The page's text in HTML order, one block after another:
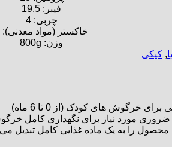
فیبر: 19.5
چربی: 4
خاکستر (مواد معدنی): 2
وزن: 800g
, کیکی
خرگوش های کودک (از 0 تا 6 ماه)
مورد نیاز برای نگهداری کامل
محصول را به یک ماده غذایی کامل